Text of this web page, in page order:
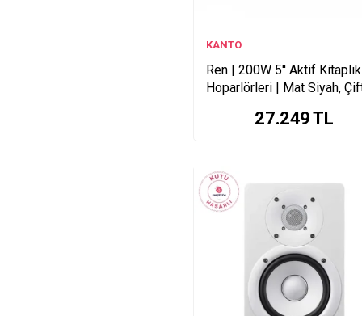
KANTO
Ren | 200W 5'' Aktif Kitaplık
Hoparlörleri | Mat Siyah,
27.249TL